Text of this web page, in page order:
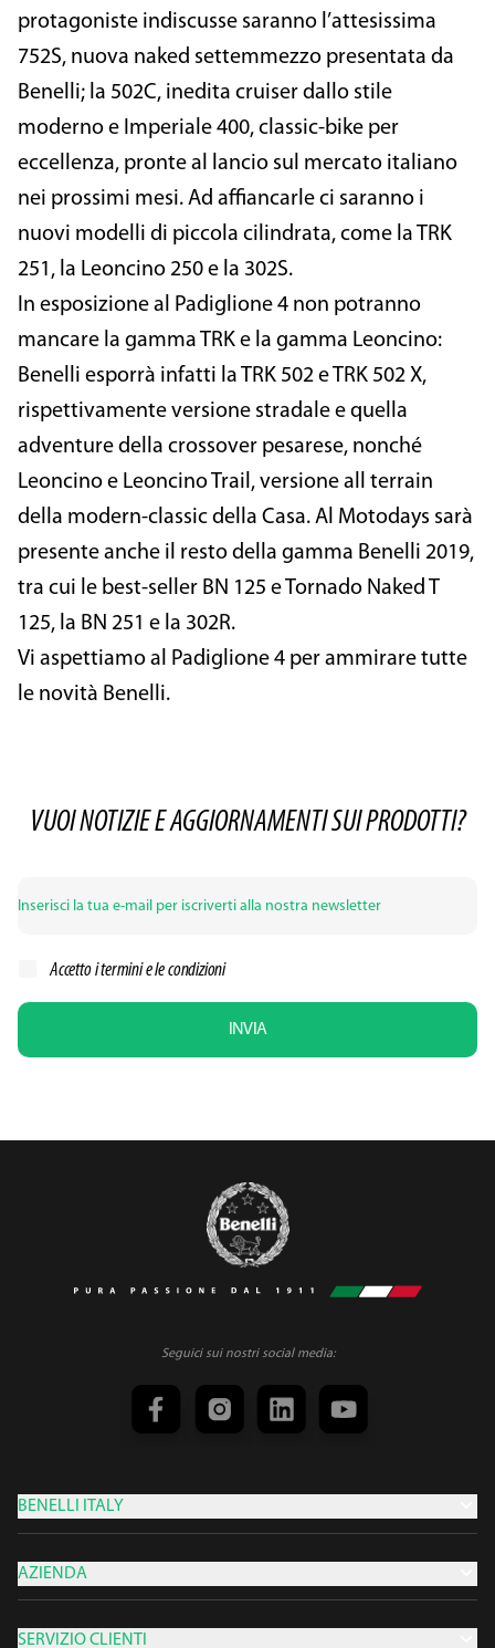
protagoniste indiscusse saranno l’attesissima
752S, nuova naked settemmezzo presentata da
Benelli; la 502C, inedita cruiser dallo stile
moderno e Imperiale 400, classic-bike per
eccellenza, pronte al lancio sul mercato italiano
nei prossimi mesi. Ad affiancarle ci saranno i
nuovi modelli di piccola cilindrata, come la TRK
251, la Leoncino 250 e la 302S.
In esposizione al Padiglione 4 non potranno
mancare la gamma TRK e la gamma Leoncino:
Benelli esporrà infatti la TRK 502 e TRK 502 X,
rispettivamente versione stradale e quella
adventure della crossover pesarese, nonché
Leoncino e Leoncino Trail, versione all terrain
della modern-classic della Casa. Al Motodays sarà
presente anche il resto della gamma Benelli 2019,
tra cui le best-seller BN 125 e Tornado Naked T
125, la BN 251 e la 302R.
Vi aspettiamo al Padiglione 4 per ammirare tutte
le novità Benelli.
VUOI NOTIZIE E AGGIORNAMENTI SUI PRODOTTI?
Accetto itermini e le condizioni
INVIA
Seguici sui nostri social media:
BENELLI ITALY
AZIENDA
SERVIZIO CLIENTI